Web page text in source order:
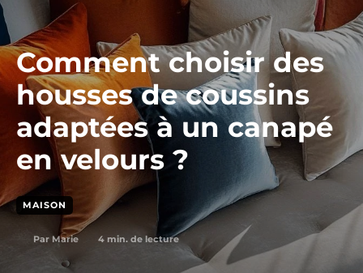
Comment choisir des
housses de coussins
adaptées à un canapé
en velours ?
MAISON
Par Marie 4 min. de lecture